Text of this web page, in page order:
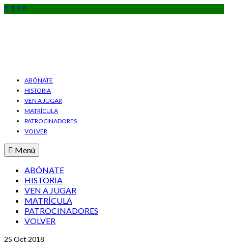
ABÓNATE
HISTORIA
VEN A JUGAR
MATRÍCULA
PATROCINADORES
VOLVER
Menú
ABÓNATE
HISTORIA
VEN A JUGAR
MATRÍCULA
PATROCINADORES
VOLVER
25 Oct 2018